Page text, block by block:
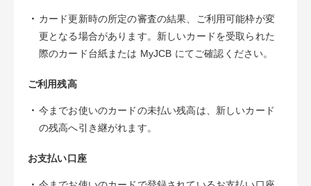
・ カード更新時の所定の審査の結果、ご利用可能枠が変
更となる場合があります。新しいカードを受取られた
際のカード台紙または MyJCB にてご確認ください。
ご利用残高
・ 今までお使いのカードの未払い残高は、新しいカード
の残高へ引き継がれます。
お支払い口座